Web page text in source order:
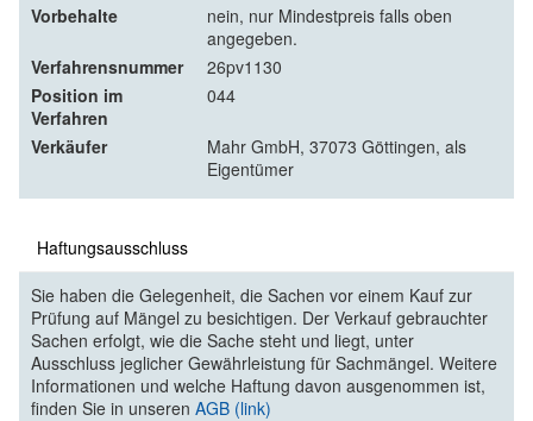
Vorbehalte
nein, nur Mindestpreis falls oben
angegeben.
Verfahrensnummer
26pv1130
Position im
Verfahren
044
Verkäufer
Mahr GmbH, 37073 Göttingen, als
Eigentümer
Haftungsausschluss
Sie haben die Gelegenheit, die Sachen vor einem Kauf zur
Prüfung auf Mängel zu besichtigen. Der Verkauf gebrauchter
Sachen erfolgt, wie die Sache steht und liegt, unter
Ausschluss jeglicher Gewährleistung für Sachmängel. Weitere
Informationen und welche Haftung davon ausgenommen ist,
finden Sie in unseren AGB (link)